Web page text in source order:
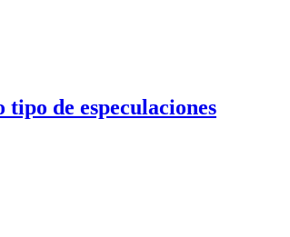
de especulaciones